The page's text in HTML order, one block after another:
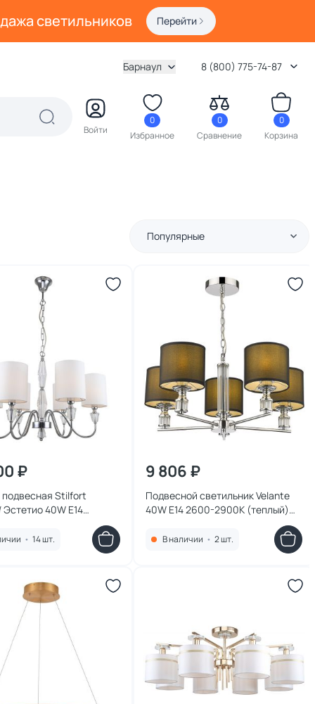
светильников Перейти
Барнаул 8 (800) 775-74-87
Войти
0
Избранное
0
Сравнение
0
Корзина
Популярные
₽
Stilfort
40W E14
• 14 шт.
9 806 ₽
Подвесной светильник Velante
40W E14 2600-2900К (теплый)
В наличии • 2 шт.